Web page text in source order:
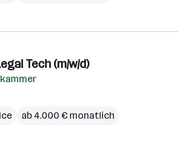
Tech (m/w/d)
ab 4.000 € monatlich